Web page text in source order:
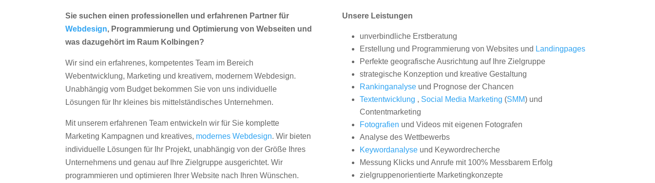
Sie suchen einen professionellen und erfahrenen Partner für
Webdesign, Programmierung und Optimierung von Webseiten und
was dazugehört im Raum Kolbingen?
Wir sind ein erfahrenes, kompetentes Team im Bereich
Webentwicklung, Marketing und kreativem, modernem Webdesign.
Unabhängig vom Budget bekommen Sie von uns individuelle
Lösungen für Ihr kleines bis mittelständisches Unternehmen.
Mit unserem erfahrenen Team entwickeln wir für Sie komplette
Marketing Kampagnen und kreatives, modernes Webdesign. Wir bieten
individuelle Lösungen für Ihr Projekt, unabhängig von der Größe Ihres
Unternehmens und genau auf Ihre Zielgruppe ausgerichtet. Wir
programmieren und optimieren Ihrer Website nach Ihren Wünschen.
Unsere Leistungen
unverbindliche Erstberatung
Erstellung und Programmierung von Websites und Landingpages
Perfekte geografische Ausrichtung auf Ihre Zielgruppe
strategische Konzeption und kreative Gestaltung
Rankinganalyseund Prognose der Chancen
Textentwicklung , Social Media Marketing (SMM) und
Contentmarketing
Fotografien und Videos mit eigenen Fotografen
Analyse des Wettbewerbs
Keywordanalyseund Keywordrecherche
Messung Klicks und Anrufe mit 100% Messbarem Erfolg
zielgruppenorientierte Marketingkonzepte